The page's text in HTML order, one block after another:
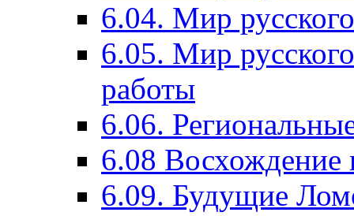
6.04. Мир
6.05. Мир
работы
6.06.
6.08 Восхождение
6.09. Будущие